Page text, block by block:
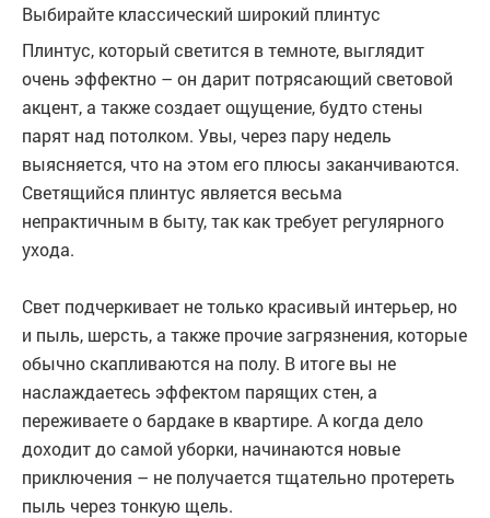
Выбирайте классический широкий плинтус
Плинтус, который светится в темноте, выглядит
очень эффектно – он дарит потрясающий световой
акцент, а также создает ощущение, будто стены
парят над потолком. Увы, через пару недель
выясняется, что на этом его плюсы заканчиваются.
Светящийся плинтус является весьма
непрактичным в быту, так как требует регулярного
ухода.
Свет подчеркивает не только красивый интерьер, но
и пыль, шерсть, а также прочие загрязнения, которые
обычно скапливаются на полу. В итоге вы не
наслаждаетесь эффектом парящих стен, а
переживаете о бардаке в квартире. А когда дело
доходит до самой уборки, начинаются новые
приключения – не получается тщательно протереть
пыль через тонкую щель.